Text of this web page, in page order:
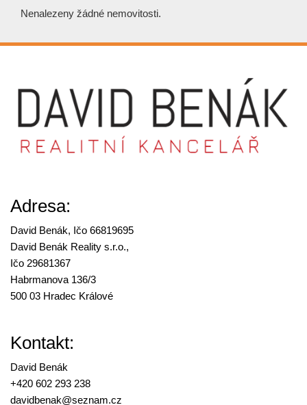
Nenalezeny žádné nemovitosti.
Adresa:
David Benák, Ičo 66819695
David Benák Reality s.r.o.,
Ičo 29681367
Habrmanova 136/3
500 03 Hradec Králové
Kontakt:
David Benák
+420 602 293 238
davidbenak@seznam.cz